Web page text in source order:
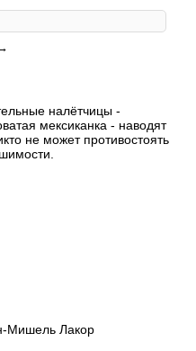
налётчицы -
мексиканка - наводят
не может противостоять
Мишель Лакор